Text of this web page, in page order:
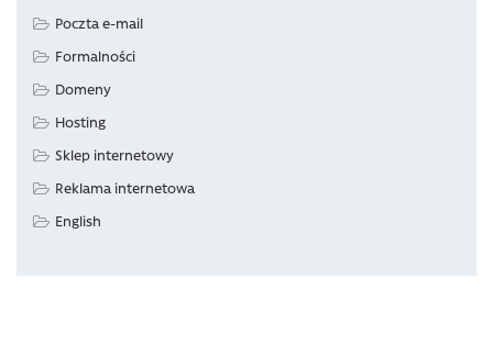
Poczta e-mail
Formalności
Domeny
Hosting
Sklep internetowy
Reklama internetowa
English